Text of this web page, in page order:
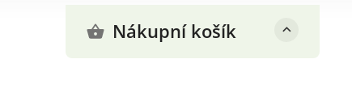
Nákupní košík